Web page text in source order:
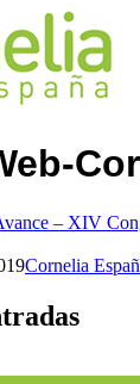
– XIV
Cornelia